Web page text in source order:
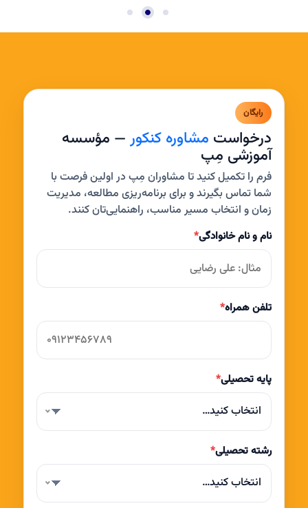
رایگان
درخواست مشاوره کنکور— مؤسسه
آموزشی مِپ
فرم را تکمیل کنید تا مشاوران مِپ در اولین فرصت با
شما تماس بگیرند و برای برنامه‌ریزی مطالعه، مدیریت
زمان و انتخاب مسیر مناسب، راهنمایی‌تان کنند.
نام و نام خانوادگی*
تلفن همراه*
پایه تحصیلی*
انتخاب کنید…
رشته تحصیلی*
انتخاب کنید…